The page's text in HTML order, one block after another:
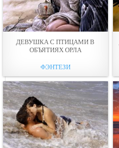
ДЕВУШКА С ПТИЦАМИ В
ОБЪЯТИЯХ ОРЛА
ФЭНТЕЗИ